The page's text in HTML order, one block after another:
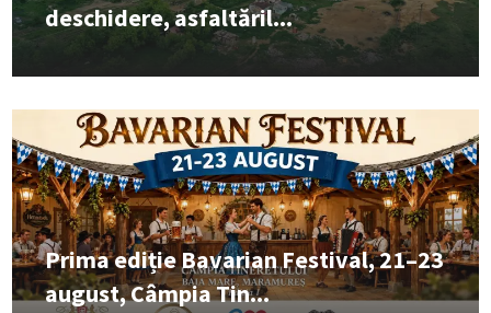
deschidere, asfaltăril...
Prima ediție Bavarian Festival, 21–23
august, Câmpia Tin...